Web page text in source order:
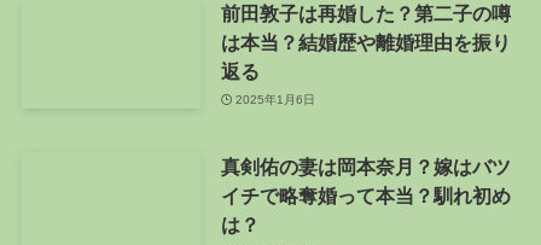
前田敦子は再婚した？第二子の噂
は本当？結婚歴や離婚理由を振り
返る
2025年1月6日
真剣佑の妻は岡本奈月？嫁はバツ
イチで略奪婚って本当？馴れ初め
は？